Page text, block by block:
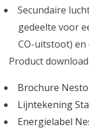
Secundaire
gedeelte voor
CO-uitstoot)
Product
Brochure
Lijntekening
Energielabel